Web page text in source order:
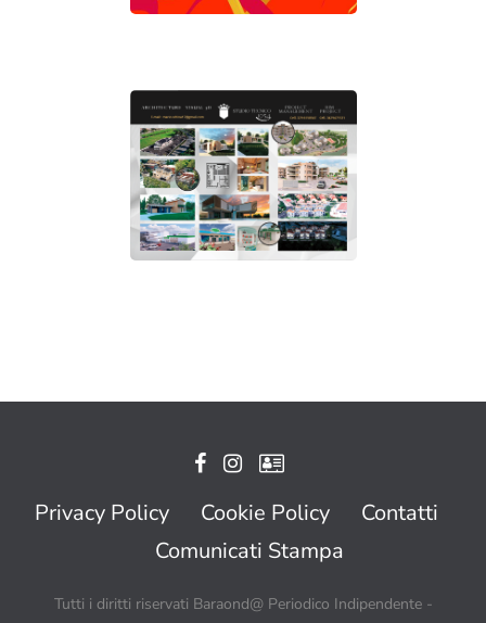
Privacy Policy Cookie Policy
Contatti
Comunicati Stampa
Tutti i diritti riservati Baraond@ Periodico Indipendente -